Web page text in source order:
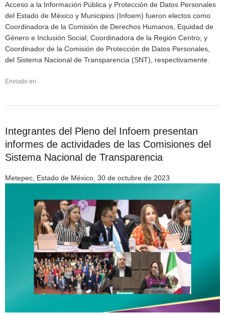
Acceso a la Información Pública y Protección de Datos Personales
del Estado de México y Municipios (Infoem) fueron electos como
Coordinadora de la Comisión de Derechos Humanos, Equidad de
Género e Inclusión Social; Coordinadora de la Región Centro; y
Coordinador de la Comisión de Protección de Datos Personales,
del Sistema Nacional de Transparencia (SNT), respectivamente.
Enviado en
Integrantes del Pleno del Infoem presentan
informes de actividades de las Comisiones del
Sistema Nacional de Transparencia
Metepec, Estado de México, 30 de octubre de 2023